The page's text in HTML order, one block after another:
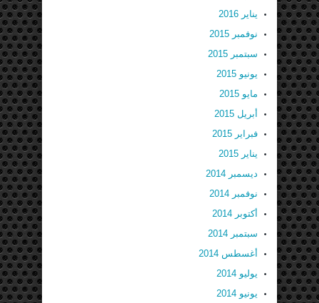
يناير 2016
نوفمبر 2015
سبتمبر 2015
يونيو 2015
مايو 2015
أبريل 2015
فبراير 2015
يناير 2015
ديسمبر 2014
نوفمبر 2014
أكتوبر 2014
سبتمبر 2014
أغسطس 2014
يوليو 2014
يونيو 2014